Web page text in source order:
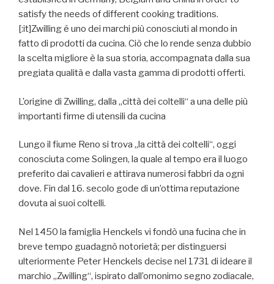
satisfy the needs of different cooking traditions.
[:it]Zwilling é uno dei marchi più conosciuti al mondo in
fatto di prodotti da cucina. Ciò che lo rende senza dubbio
la scelta migliore è la sua storia, accompagnata dalla sua
pregiata qualità e dalla vasta gamma di prodotti offerti.
L’origine di Zwilling, dalla „città dei coltelli“ a una delle più
importanti firme di utensili da cucina
Lungo il fiume Reno si trova „la città dei coltelli“, oggi
conosciuta come Solingen, la quale al tempo era il luogo
preferito dai cavalieri e attirava numerosi fabbri da ogni
dove. Fin dal 16. secolo gode di un’ottima reputazione
dovuta ai suoi coltelli.
Nel 1450 la famiglia Henckels vi fondò una fucina che in
breve tempo guadagnò notorietà; per distinguersi
ulteriormente Peter Henckels decise nel 1731 di ideare il
marchio „Zwilling“, ispirato dall’omonimo segno zodiacale,